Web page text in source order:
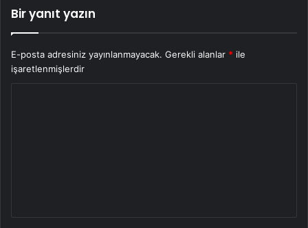
Bir yanıt yazın
E-posta adresiniz yayınlanmayacak. Gerekli alanlar * ile
işaretlenmişlerdir